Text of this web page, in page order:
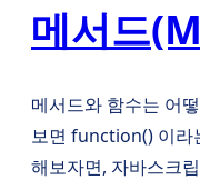
메서드
메서드와 함수는 어
보면 function() 이라
해보자면, 자바스크